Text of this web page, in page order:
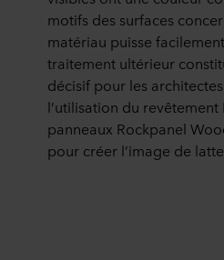
motifs des surfaces
matériau puisse
traitement ultérieur
décisif pour les
l’utilisation du revêtement
panneaux Rockpanel
pour créer l’image de